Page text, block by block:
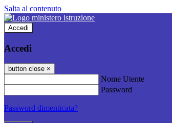
Salta al contenuto
Accedi
Accedi
button close ×
Nome Utente
Password
Password dimenticata?